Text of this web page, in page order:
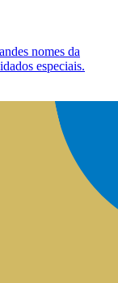
nomes da
especiais.